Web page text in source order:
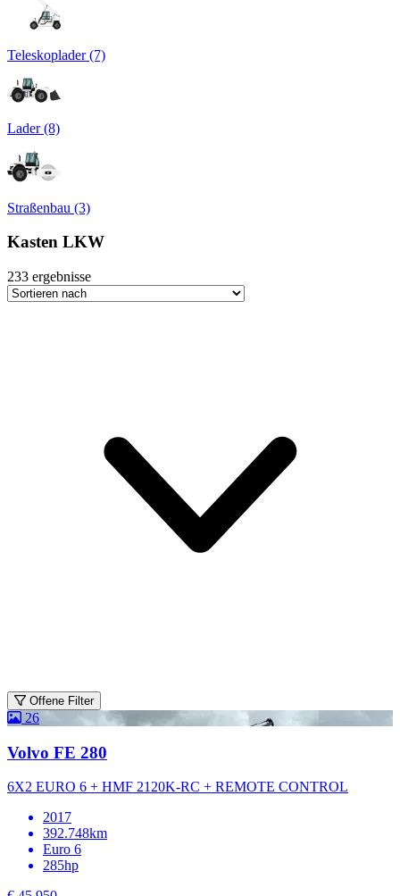
Teleskoplader (7)
Lader (8)
Straßenbau (3)
Kasten LKW
233 ergebnisse
Offene Filter
26
Volvo FE 280
6X2 EURO 6 + HMF 2120K-RC + REMOTE CONTROL
2017
392.748km
Euro 6
285hp